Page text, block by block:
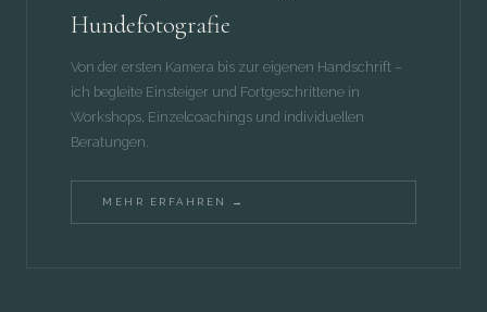
Hundefotografie
Von der ersten Kamera bis zur eigenen Handschrift –
ich begleite Einsteiger und Fortgeschrittene in
Workshops, Einzelcoachings und individuellen
Beratungen.
MEHR ERFAHREN →